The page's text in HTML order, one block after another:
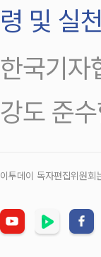
령 및 실
한국기자
강도 준
이투데이 독자편집위원회